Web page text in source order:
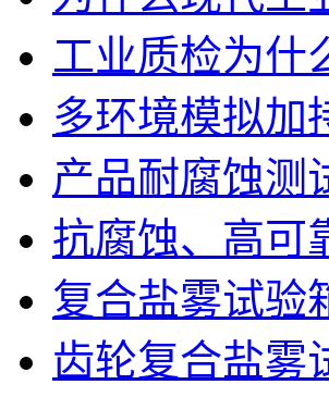
工业质检为什
多环境模拟加
产品耐腐蚀测
抗腐蚀、高可
复合盐雾试验
齿轮复合盐雾